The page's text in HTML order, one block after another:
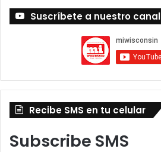
Suscríbete a nuestro canal
Recibe SMS en tu celular
Subscribe SMS